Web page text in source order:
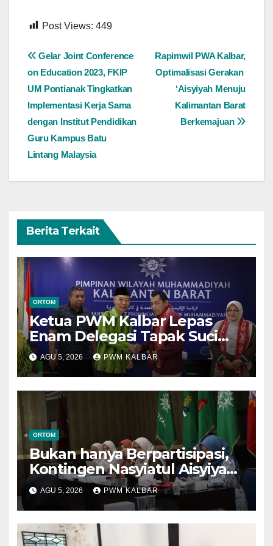
Post Views: 449
Navigasi
pos
Rapimwil PWA Kalbar,
Optimalisasi Gerakan
‘Aisyiyah Menuju
Kalimantan Barat
Berkemajuan
Gelar Joint Conference
on Education 2023, FKIP
UM Pontianak Tingkatkan
Implementasi Kerja Sama
dengan Institut Pendidikan
Guru Kampus Batu
Lintang Malaysia
Berita Terkait
ORTOM
Ketua PWM Kalbar Lepas
Enam Delegasi Tapak Suci
Menuju Muktamar XVI di
Semarang
AGU 5, 2026 PWM KALBAR
ORTOM
Bukan hanya Berpartisipasi,
Kontingen Nasyiatul Aisyiyah
Kalbar Perjuangkan Program
di Muktamar XV
AGU 5, 2026 PWM KALBAR